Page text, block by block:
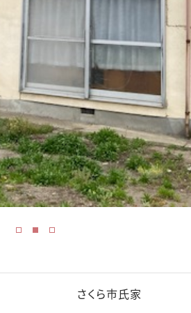
さくら市氏家